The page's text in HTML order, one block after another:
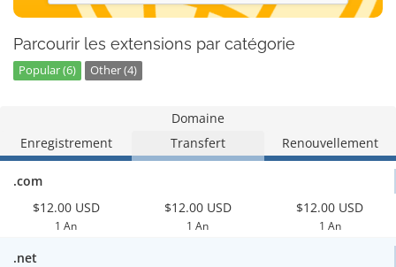
Parcourir les extensions par catégorie
Popular (6) Other (4)
Domaine
Enregistrement
Transfert Renouvellement
.com
$12.00 USD
1 An
$12.00 USD
1 An
$12.00 USD
1 An
.net